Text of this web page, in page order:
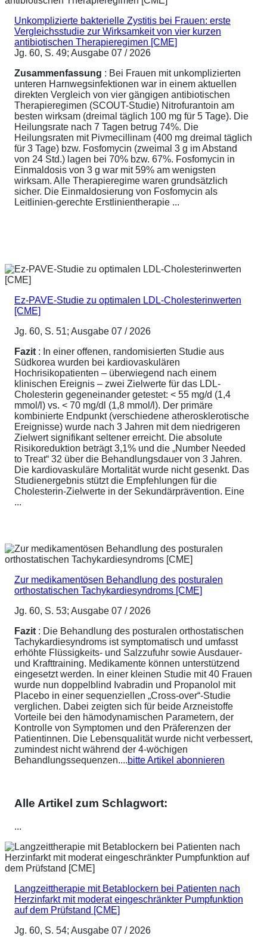
Unkomplizierte bakterielle Zystitis bei Frauen: erste
Vergleichsstudie zur Wirksamkeit von vier kurzen
antibiotischen Therapieregimen [CME]
Jg. 60, S. 49; Ausgabe 07 / 2026
Zusammenfassung : Bei Frauen mit unkomplizierten
unteren Harnwegsinfektionen war in einem aktuellen
direkten Vergleich von vier gängigen antibiotischen
Therapieregimen (SCOUT-Studie) Nitrofurantoin am
besten wirksam (dreimal täglich 100 mg für 5 Tage). Die
Heilungsrate nach 7 Tagen betrug 74%. Die
Heilungsraten mit Pivmecillinam (400 mg dreimal täglich
für 3 Tage) bzw. Fosfomycin (zweimal 3 g im Abstand
von 24 Std.) lagen bei 70% bzw. 67%. Fosfomycin in
Einmaldosis von 3 g war mit 59% am wenigsten
wirksam. Alle Therapieregime waren grundsätzlich
sicher. Die Einmaldosierung von Fosfomycin als
Leitlinien-gerechte Erstlinientherapie ...
Ez-PAVE-Studie zu optimalen LDL-Cholesterinwerten
[CME]
Jg. 60, S. 51; Ausgabe 07 / 2026
Fazit : In einer offenen, randomisierten Studie aus
Südkorea wurden bei kardiovaskulären
Hochrisikopatienten – überwiegend nach einem
klinischen Ereignis – zwei Zielwerte für das LDL-
Cholesterin gegeneinander getestet: < 55 mg/d (1,4
mmol/l) vs. < 70 mg/dl (1,8 mmol/l). Der primäre
kombinierte Endpunkt (verschiedene atherosklerotische
Ereignisse) wurde nach 3 Jahren mit dem niedrigeren
Zielwert signifikant seltener erreicht. Die absolute
Risikoreduktion beträgt 3,1% und die „Number Needed
to Treat“ 32 über die Behandlungsdauer von 3 Jahren.
Die kardiovaskuläre Mortalität wurde nicht gesenkt. Das
Studienergebnis stützt die Empfehlungen für die
Cholesterin-Zielwerte in der Sekundärprävention. Eine
...
Zur medikamentösen Behandlung des posturalen
orthostatischen Tachykardiesyndroms [CME]
Jg. 60, S. 53; Ausgabe 07 / 2026
Fazit : Die Behandlung des posturalen orthostatischen
Tachykardiesyndroms ist symptomatisch und umfasst
erhöhte Flüssigkeits- und Salzzufuhr sowie Ausdauer-
und Krafttraining. Medikamente können unterstützend
eingesetzt werden. In einer kleinen Studie mit 40 Frauen
wurde nun doppelblind Ivabradin und Propanolol mit
Placebo in einer sequenziellen „Cross-over“-Studie
verglichen. Dabei zeigten sich für beide Arzneistoffe
Vorteile bei den hämodynamischen Parametern, der
Kontrolle von Symptomen und den Präferenzen der
Patientinnen. Die Lebensqualität wurde nicht verbessert,
zumindest nicht während der 4-wöchigen
Behandlungssequenzen....bitte Artikel abonnieren
Alle Artikel zum Schlagwort:
...
Langzeittherapie mit Betablockern bei Patienten nach
Herzinfarkt mit moderat eingeschränkter Pumpfunktion
auf dem Prüfstand [CME]
Jg. 60, S. 54; Ausgabe 07 / 2026